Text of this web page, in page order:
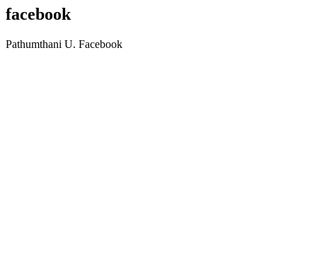
facebook
Pathumthani U. Facebook